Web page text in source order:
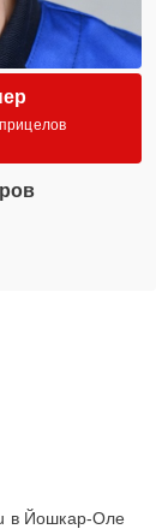
в Йошкар-Оле